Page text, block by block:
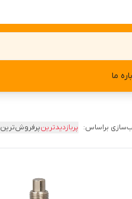
ما
براساس: پربازدیدترینپرفروش‌ترین